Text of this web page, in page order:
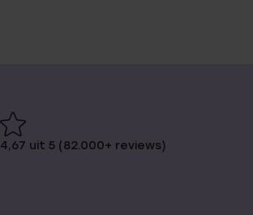
4,67 uit 5 (82.000+ reviews)